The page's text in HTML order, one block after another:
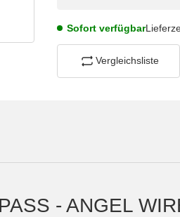
Sofort verfügbar
Vergleichsliste
- ANGEL